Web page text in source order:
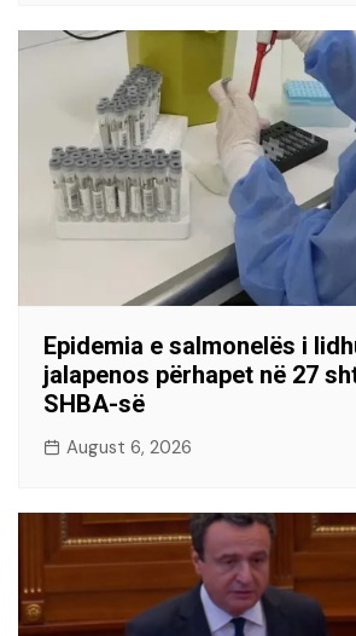
Epidemia e salmonelës i
jalapenos përhapet në 27
SHBA-së
August 6, 2026